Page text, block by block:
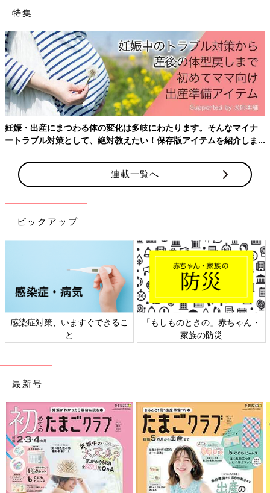
出典：Instagramアカウント「r3.mama.r3」
店舗を探し回って、ベビーサイズのペッツTをゲットしたという
r3.mama.r3さん。トドラーサイズもあると聞いて、「追いペッ
ツ」したそうです。サイズ違いで複数買いしたので、3きょうだ
いおそろいで着る予定なんだそう♪
ペッツTはデニムサロペと合わせたい！
出典：Instagramアカウント「_____h.t.closet」
特集
妊娠・出産にまつわる体の変化は多岐にわたります。そんなマイナ
ートラブル対策として、絶対教えたい！保存版アイテムを紹介しま
連載一覧へ
ピックアップ
感染症対策、いますぐできるこ
と
「もしものときの」赤ちゃん・
家族の防災
最新号